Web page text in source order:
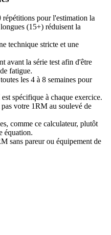
pour l'estimation la
(15+) réduisent la
technique stricte et une
avant la série test afin d'être
fatigue.
les 4 à 8 semaines pour
spécifique à chaque exercice.
votre 1RM au soulevé de
comme ce calculateur, plutôt
équation.
sans pareur ou équipement de